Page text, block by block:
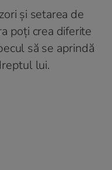
și setarea de
poți crea diferite
să se aprindă
lui.